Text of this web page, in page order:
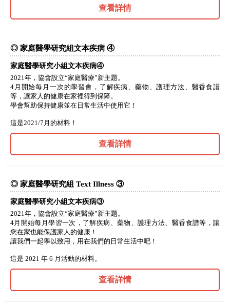
查看詳情
◎ 家庭醫學研究組文本疾病 ④
家庭醫學研究小組文本疾病④
2021年，協會設立“家庭醫療”新主題。
4月開始每月一次的學習會，了解疾病、藥物、護理方法、醫香食譜
等，讓家人的健康在家裡得到保障。
學會幫助保持健康並在日常生活中使用它！
這是2021/7月的材料！
查看詳情
◎ 家庭醫學研究組 Text Illness ③
家庭醫學研究小組文本疾病③
2021年，協會設立“家庭醫療”新主題。
4月開始每月學習一次，了解疾病、藥物、護理方法、醫香食譜等，讓
您在家也能保護家人的健康！
讓我們一起學以致用，用在我們的日常生活中吧！
這是 2021 年 6 月活動的材料。
查看詳情